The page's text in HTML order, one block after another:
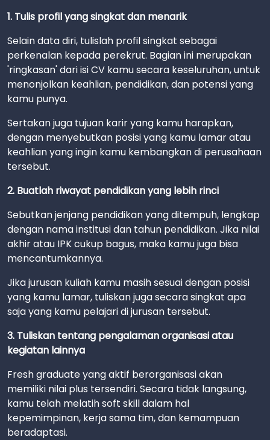
1. Tulis profil yang singkat dan menarik
Selain data diri, tulislah profil singkat sebagai
perkenalan kepada perekrut. Bagian ini merupakan
'ringkasan' dari isi CV kamu secara keseluruhan, untuk
menonjolkan keahlian, pendidikan, dan potensi yang
kamu punya.
Sertakan juga tujuan karir yang kamu harapkan,
dengan menyebutkan posisi yang kamu lamar atau
keahlian yang ingin kamu kembangkan di perusahaan
tersebut.
2. Buatlah riwayat pendidikan yang lebih rinci
Sebutkan jenjang pendidikan yang ditempuh, lengkap
dengan nama institusi dan tahun pendidikan. Jika nilai
akhir atau IPK cukup bagus, maka kamu juga bisa
mencantumkannya.
Jika jurusan kuliah kamu masih sesuai dengan posisi
yang kamu lamar, tuliskan juga secara singkat apa
saja yang kamu pelajari di jurusan tersebut.
3. Tuliskan tentang pengalaman organisasi atau
kegiatan lainnya
Fresh graduate yang aktif berorganisasi akan
memiliki nilai plus tersendiri. Secara tidak langsung,
kamu telah melatih soft skill dalam hal
kepemimpinan, kerja sama tim, dan kemampuan
beradaptasi.